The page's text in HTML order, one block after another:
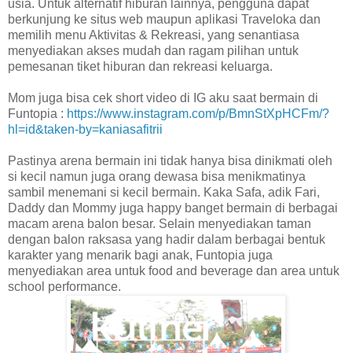
usia. Untuk alternatif hiburan lainnya, pengguna dapat
berkunjung ke situs web maupun aplikasi Traveloka dan
memilih menu Aktivitas & Rekreasi, yang senantiasa
menyediakan akses mudah dan ragam pilihan untuk
pemesanan tiket hiburan dan rekreasi keluarga.
Mom juga bisa cek short video di IG aku saat bermain di
Funtopia : https://www.instagram.com/p/BmnStXpHCFm/?
hl=id&taken-by=kaniasafitrii
Pastinya arena bermain ini tidak hanya bisa dinikmati oleh
si kecil namun juga orang dewasa bisa menikmatinya
sambil menemani si kecil bermain. Kaka Safa, adik Fari,
Daddy dan Mommy juga happy banget bermain di berbagai
macam arena balon besar. Selain menyediakan taman
dengan balon raksasa yang hadir dalam berbagai bentuk
karakter yang menarik bagi anak, Funtopia juga
menyediakan area untuk food and beverage dan area untuk
school performance.